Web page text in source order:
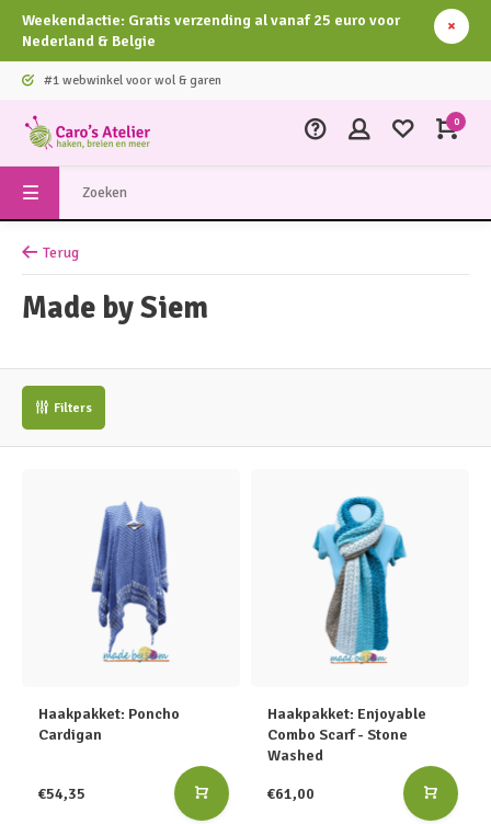
Weekendactie: Gratis verzending al vanaf 25 euro voor
Nederland & Belgie
#1 webwinkel voor wol & garen
0
Terug
Made by Siem
Filters
Haakpakket: Poncho
Cardigan
€54,35
Haakpakket: Enjoyable
Combo Scarf - Stone
Washed
€61,00